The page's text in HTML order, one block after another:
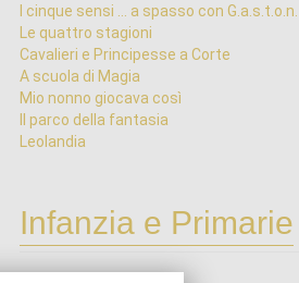
I cinque sensi ... a spasso con G.a.s.t.o.n.
Le quattro stagioni
Cavalieri e Principesse a Corte
A scuola di Magia
Mio nonno giocava così
Il parco della fantasia
Leolandia
Infanzia e Primarie